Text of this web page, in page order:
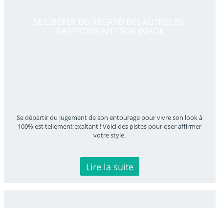
Se départir du jugement de son entourage pour vivre son look à
100% est tellement exaltant ! Voici des pistes pour oser affirmer
votre style.
Lire la suite